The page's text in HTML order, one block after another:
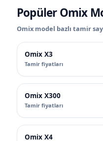
Popüler Omix
Omix model bazlı tamir
Omix X3
Tamir fiyatları
Omix X300
Tamir fiyatları
Omix X4